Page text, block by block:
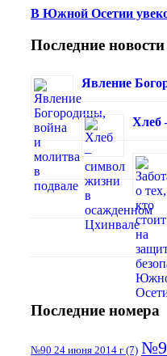
В Южной Осетии
Последние новости
Явление
Хлеб
Последние номера
№90 24 июня 2014 г (7)